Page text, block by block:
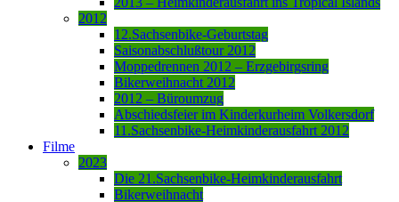
2012
12.Sachsenbike-Geburtstag
Saisonabschlußtour 2012
Moppedrennen 2012 – Erzgebirgsring
Bikerweihnacht 2012
2012 – Büroumzug
Abschiedsfeier im Kinderkurheim Volkersdorf
11.Sachsenbike-Heimkinderausfahrt 2012
Filme
2023
Die 21.Sachsenbike-Heimkinderausfahrt
Bikerweihnacht